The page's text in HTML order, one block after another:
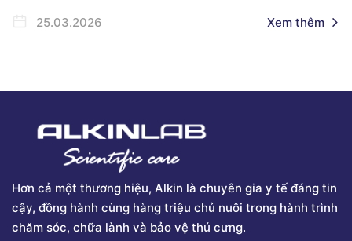
25.03.2026 Xem thêm
Hơn cả một thương hiệu, Alkin là chuyên gia y tế đáng tin
cậy, đồng hành cùng hàng triệu chủ nuôi trong hành trình
chăm sóc, chữa lành và bảo vệ thú cưng.